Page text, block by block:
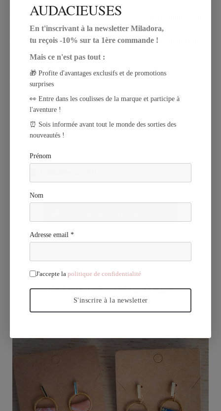
sportives.
Il est préférable de ranger vos bijoux à l'abri de la lumière et de
l'humidité.
Il est possible de les nettoyer avec un chiffon doux pour éviter
les rayures.
Composition
Acier inoxydable
PRODUITS SIMILAIRES
AUDACIEUSES
En t'inscrivant à la newsletter Miladora,
tu reçois -10% sur ta 1ère commande !
Mais ce n'est pas tout :
🎁 Profite d'avantages exclusifs et de promotions
surprises
👀 Entre dans les coulisses de la marque et participe à
l'aventure !
⏰ Sois informée avant tout le monde des sorties des
nouveautés !
Prénom
Nom
Adresse email *
J'accepte la politique de confidentialité
S'inscrire à la newsletter